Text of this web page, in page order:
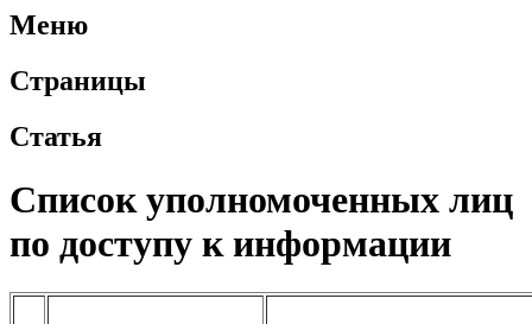
Меню
Страницы
Статья
Список уполномоченных лиц
по доступу к информации